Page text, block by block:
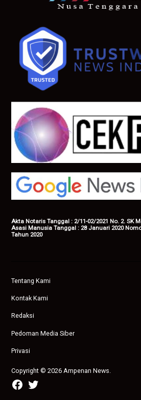
Akta Notaris Tanggal : 2/11-02/2021 No. 2. SK
Asasi Manusia Tanggal : 28 Januari 2020
Tahun 2020
Tentang Kami
Kontak Kami
Redaksi
Pedoman Media Siber
Privasi
Copyright © 2026 Ampenan News.
facebook
twitter